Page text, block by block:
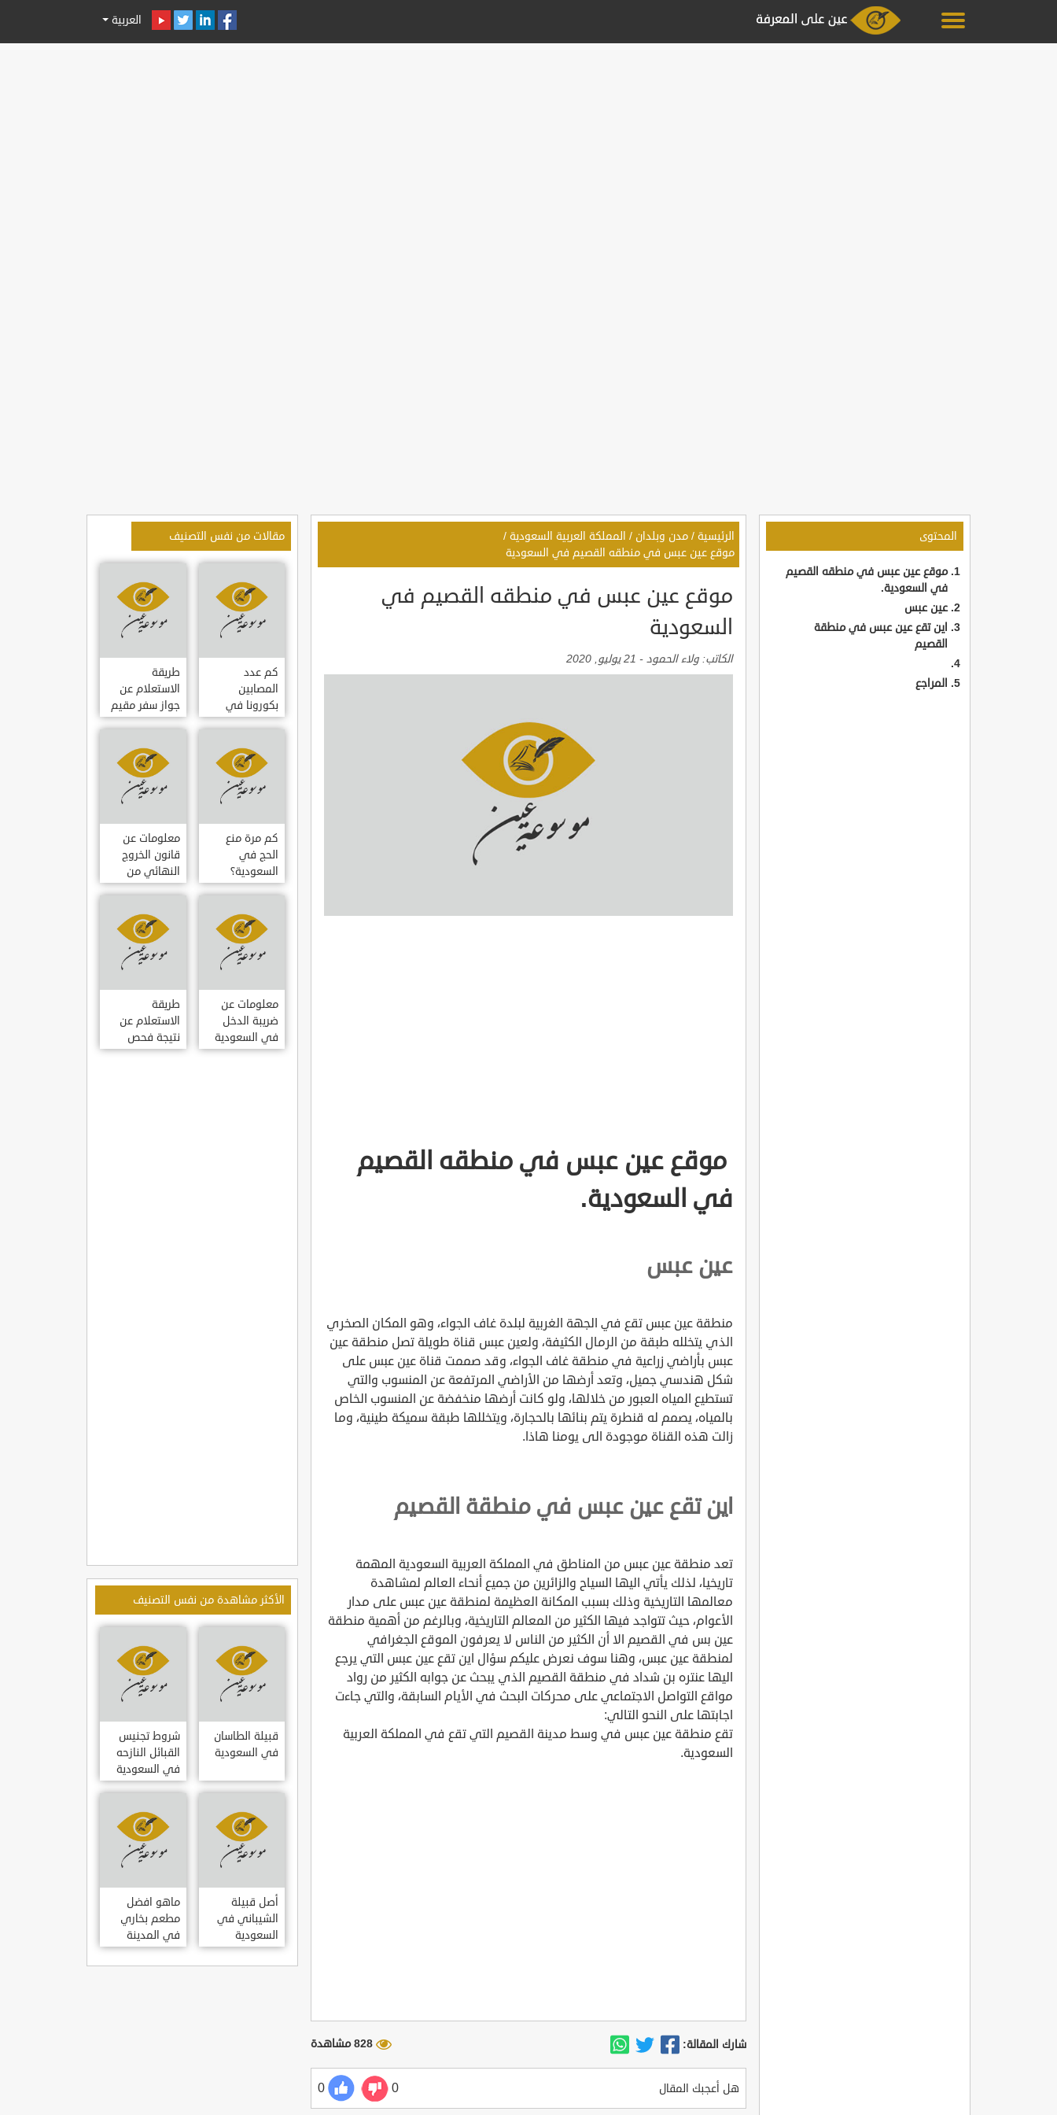
العربية
المحتوى
موقع عين عبس في منطقه القصيم
في السعودية.
عين عبس
اين تقع عين عبس في منطقة
القصيم
المراجع
الرئيسية / مدن وبلدان / المملكة العربية السعودية /
موقع عين عبس في منطقه القصيم في السعودية
موقع عين عبس في منطقه القصيم في
السعودية
الكاتب: ولاء الحمود - 21 يوليو, 2020
موقع عين عبس في منطقه القصيم
في السعودية.
عين عبس
منطقة عين عبس تقع في الجهة الغربية لبلدة غاف الجواء، وهو المكان الصخري
الذي يتخلله طبقة من الرمال الكثيفة، ولعين عبس قناة طويلة تصل منطقة عين
عبس بأراضي زراعية في منطقة غاف الجواء، وقد صممت قناة عين عبس على
شكل هندسي جميل، وتعد أرضها من الأراضي المرتفعة عن المنسوب والتي
تستطيع المياه العبور من خلالها، ولو كانت أرضها منخفضة عن المنسوب الخاص
بالمياه، يصمم له قنطرة يتم بنائها بالحجارة، ويتخللها طبقة سميكة طينية، وما
زالت هذه القناة موجودة الى يومنا هاذا.
اين تقع عين عبس في منطقة القصيم
تعد منطقة عين عبس من المناطق في المملكة العربية السعودية المهمة
تاريخيا، لذلك يأتي اليها السياح والزائرين من جميع أنحاء العالم لمشاهدة
معالمها التاريخية وذلك بسبب المكانة العظيمة لمنطقة عين عبس على مدار
الأعوام، حيث تتواجد فيها الكثير من المعالم التاريخية، وبالرغم من أهمية منطقة
عين بس في القصيم الا أن الكثير من الناس لا يعرفون الموقع الجغرافي
لمنطقة عين عبس، وهنا سوف نعرض عليكم سؤال اين تقع عين عبس التي يرجع
اليها عنتره بن شداد في منطقة القصيم الذي يبحث عن جوابه الكثير من رواد
مواقع التواصل الاجتماعي على محركات البحث في الأيام السابقة، والتي جاءت
اجابتها على النحو التالي:
تقع منطقة عين عبس في وسط مدينة القصيم التي تقع في المملكة العربية
السعودية.
شارك المقالة: 828 مشاهدة
هل أعجبك المقال 0
0
مقالات من نفس التصنيف
كم عدد
المصابين
بكورونا في
السعودية
طريقة
الاستعلام عن
جواز سفر مقيم
في السعودية
كم مرة منع
الحج في
السعودية؟
معلومات عن
قانون الخروج
النهائي من
السعودية
معلومات عن
ضريبة الدخل
في السعودية
طريقة
الاستعلام عن
نتيجة فحص
الزواج الكترونيا
الأكثر مشاهدة من نفس التصنيف
قبيلة الطاسان
في السعودية
شروط تجنيس
القبائل النازحه
في السعودية
أصل قبيلة
الشيباني في
السعودية
ماهو افضل
مطعم بخاري
في المدينة
المنورة في
السعودية؟